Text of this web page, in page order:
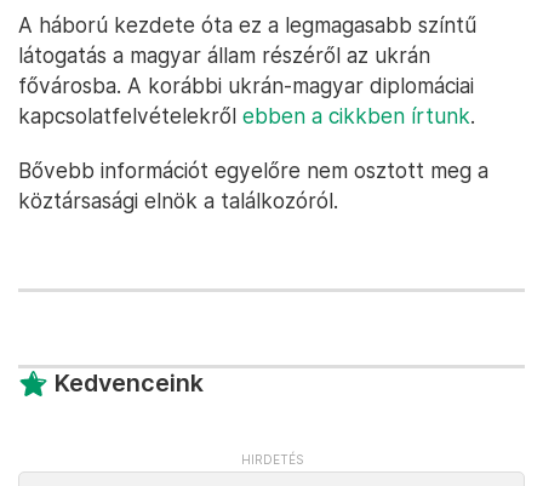
A háború kezdete óta ez a legmagasabb színtű
látogatás a magyar állam részéről az ukrán
fővárosba. A korábbi ukrán-magyar diplomáciai
kapcsolatfelvételekről ebben a cikkben írtunk.
Bővebb információt egyelőre nem osztott meg a
köztársasági elnök a találkozóról.
Kedvenceink